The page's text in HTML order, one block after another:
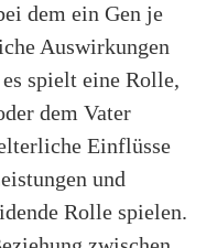
dem ein Gen je
Auswirkungen
spielt eine Rolle,
dem Vater
Einflüsse
und
Rolle spielen.